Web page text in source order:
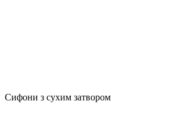
Сифони з сухим затвором